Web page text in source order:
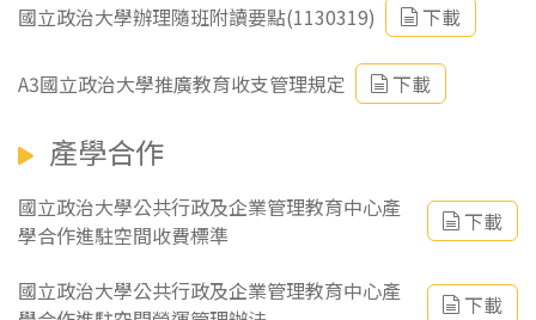
國立政治大學辦理隨班附讀要點(1130319) 下載
A3國立政治大學推廣教育收支管理規定 下載
產學合作
國立政治大學公共行政及企業管理教育中心產
學合作進駐空間收費標準
下載
國立政治大學公共行政及企業管理教育中心產
下載